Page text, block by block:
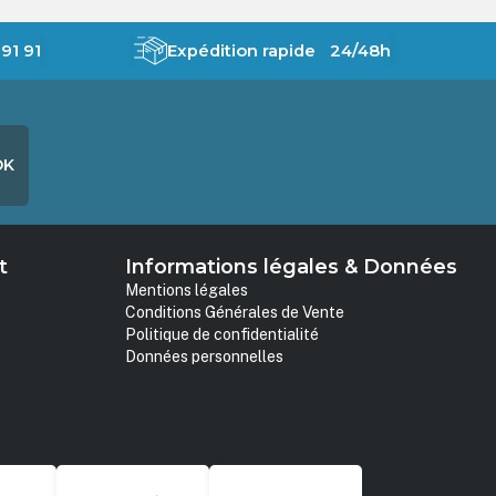
91 Expédition rapide 24/48h
Informations légales & Données
Mentions légales
Conditions Générales de Vente
Politique de confidentialité
Données personnelles